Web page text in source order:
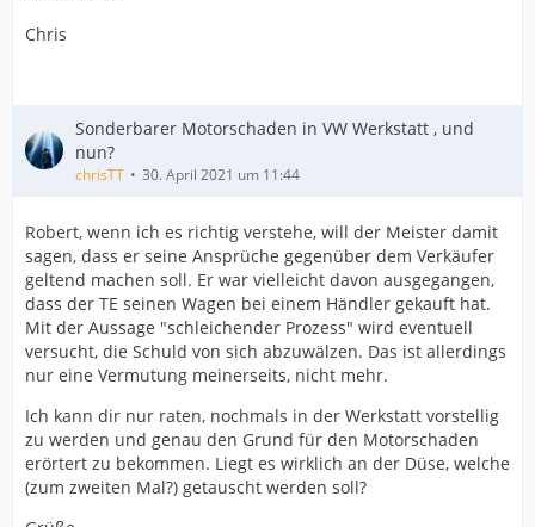
Chris
Sonderbarer Motorschaden in VW Werkstatt , und
nun?
chrisTT 30. April 2021 um 11:44
Robert, wenn ich es richtig verstehe, will der Meister damit
sagen, dass er seine Ansprüche gegenüber dem Verkäufer
geltend machen soll. Er war vielleicht davon ausgegangen,
dass der TE seinen Wagen bei einem Händler gekauft hat.
Mit der Aussage "schleichender Prozess" wird eventuell
versucht, die Schuld von sich abzuwälzen. Das ist allerdings
nur eine Vermutung meinerseits, nicht mehr.
Ich kann dir nur raten, nochmals in der Werkstatt vorstellig
zu werden und genau den Grund für den Motorschaden
erörtert zu bekommen. Liegt es wirklich an der Düse, welche
(zum zweiten Mal?) getauscht werden soll?